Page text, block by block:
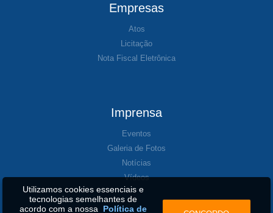
Empresas
Atos
Licitação
Nota Fiscal Eletrônica
Imprensa
Eventos
Galeria de Fotos
Notícias
Vídeos
Utilizamos cookies essenciais e
tecnologias semelhantes de
acordo com a nossa Política de